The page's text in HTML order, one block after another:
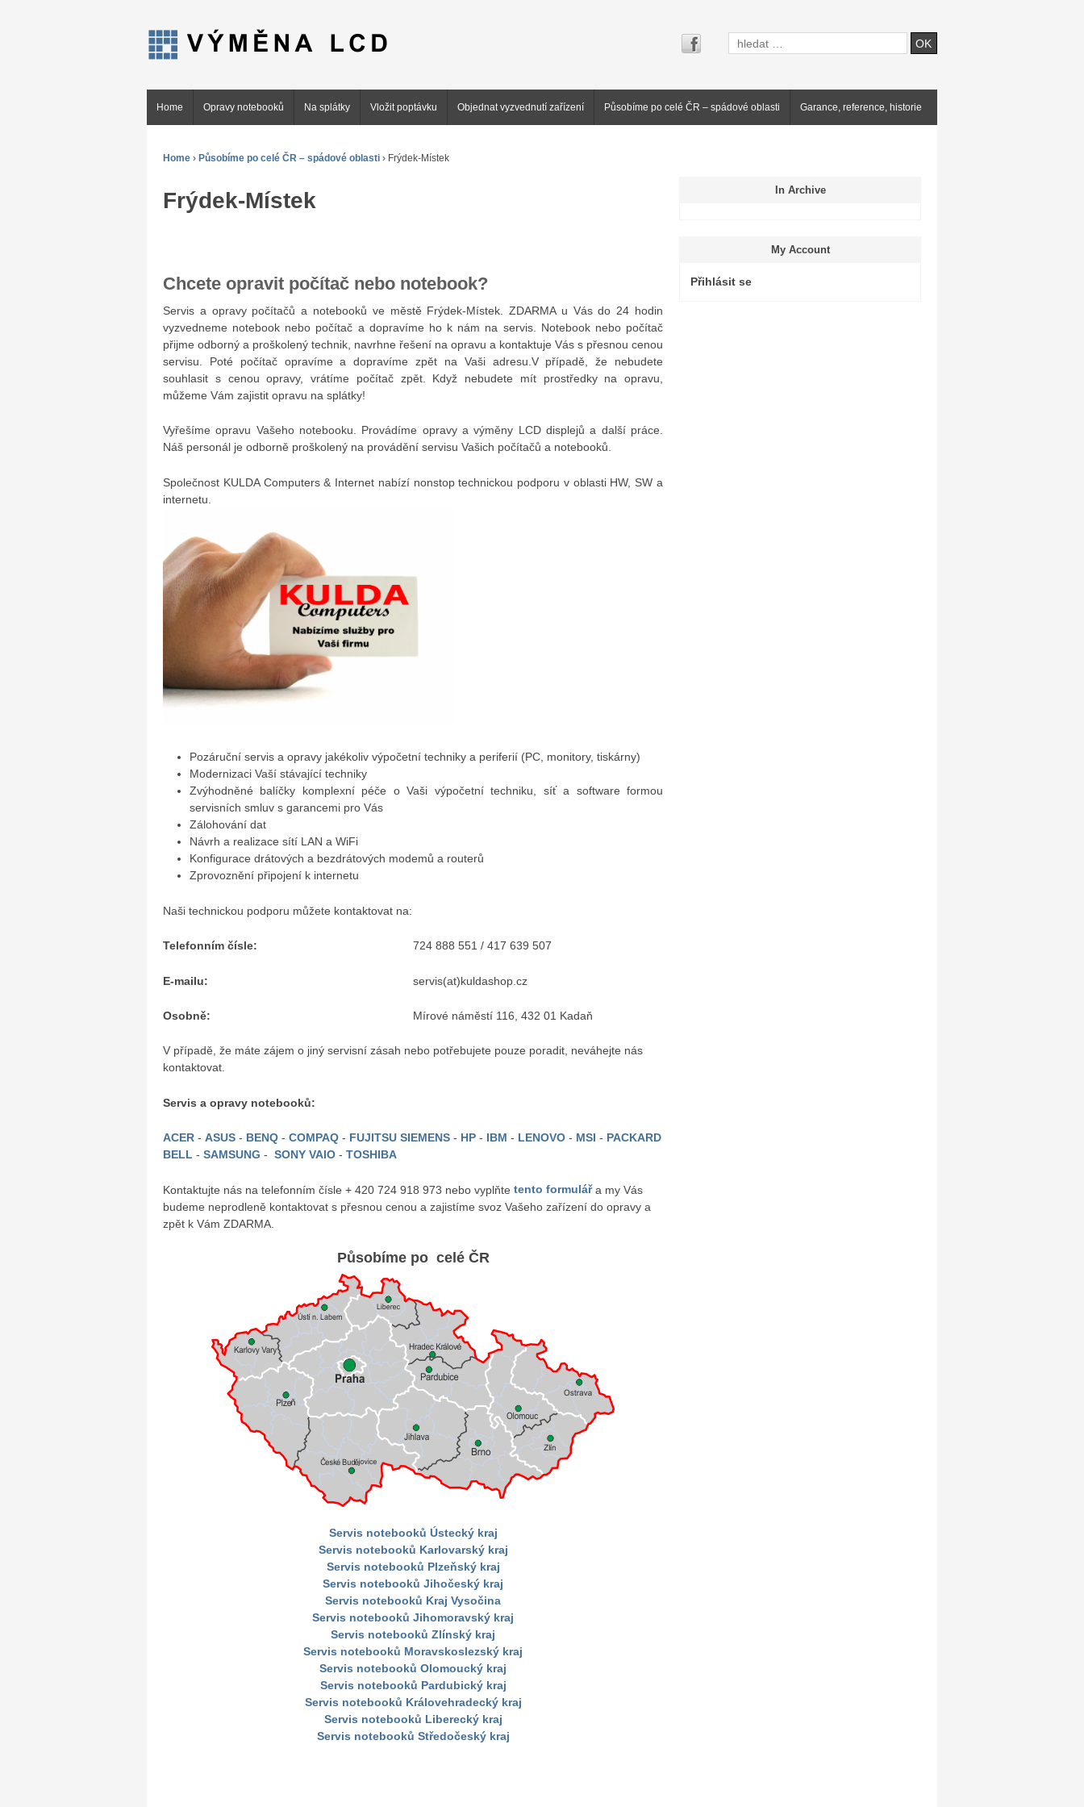
Home Opravy notebooků Na splátky Vložit poptávku Objednat vyzvednutí zařízení Působíme po celé ČR – spádové oblasti Garance, reference, historie
Home › Působíme po celé ČR – spádové oblasti › Frýdek-Místek
Frýdek-Místek
Chcete opravit počítač nebo notebook?
Servis a opravy počítačů a notebooků ve městě Frýdek-Místek. ZDARMA u Vás do 24 hodin
vyzvedneme notebook nebo počítač a dopravíme ho k nám na servis. Notebook nebo počítač
přijme odborný a proškolený technik, navrhne řešení na opravu a kontaktuje Vás s přesnou cenou
servisu. Poté počítač opravíme a dopravíme zpět na Vaši adresu.V případě, že nebudete
souhlasit s cenou opravy, vrátíme počítač zpět. Když nebudete mít prostředky na opravu,
můžeme Vám zajistit opravu na splátky!
Vyřešíme opravu Vašeho notebooku. Provádíme opravy a výměny LCD displejů a další práce.
Náš personál je odborně proškolený na provádění servisu Vašich počítačů a notebooků.
Společnost KULDA Computers & Internet nabízí nonstop technickou podporu v oblasti HW, SW a
internetu.
Pozáruční servis a opravy jakékoliv výpočetní techniky a periferií (PC, monitory, tiskárny)
Modernizaci Vaší stávající techniky
Zvýhodněné balíčky komplexní péče o Vaši výpočetní techniku, síť a software formou
servisních smluv s garancemi pro Vás
Zálohování dat
Návrh a realizace sítí LAN a WiFi
Konfigurace drátových a bezdrátových modemů a routerů
Zprovoznění připojení k internetu
Naši technickou podporu můžete kontaktovat na:
Telefonním čísle:
E-mailu:
Osobně:
724 888 551 / 417 639 507
servis(at)kuldashop.cz
Mírové náměstí 116, 432 01 Kadaň
V případě, že máte zájem o jiný servisní zásah nebo potřebujete pouze poradit, neváhejte nás
kontaktovat.
Servis a opravy notebooků:
ACER - ASUS - BENQ - COMPAQ - FUJITSU SIEMENS - HP - IBM - LENOVO - MSI - PACKARD
BELL - SAMSUNG - SONY VAIO - TOSHIBA
Kontaktujte nás na telefonním čísle + 420 724 918 973 nebo vyplňte tento formulářa my Vás
budeme neprodleně kontaktovat s přesnou cenou a zajistíme svoz Vašeho zařízení do opravy a
zpět k Vám ZDARMA.
Působíme po celé ČR
Servis notebooků Ústecký kraj
Servis notebooků Karlovarský kraj
Servis notebooků Plzeňský kraj
Servis notebooků Jihočeský kraj
Servis notebooků Kraj Vysočina
Servis notebooků Jihomoravský kraj
Servis notebooků Zlínský kraj
Servis notebooků Moravskoslezský kraj
Servis notebooků Olomoucký kraj
Servis notebooků Pardubický kraj
Servis notebooků Královehradecký kraj
Servis notebooků Liberecký kraj
Servis notebooků Středočeský kraj
In Archive
My Account
Přihlásit se